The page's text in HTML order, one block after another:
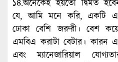
১৪.অনেকেই হয়তো দ্বিমত
যে, আমি মনে করি, একটি
ঢোকা বেশি জরুরী। বেশ
এমবিএ করাটা বেটার। কারন
এবং ম্যানেজারিয়াল